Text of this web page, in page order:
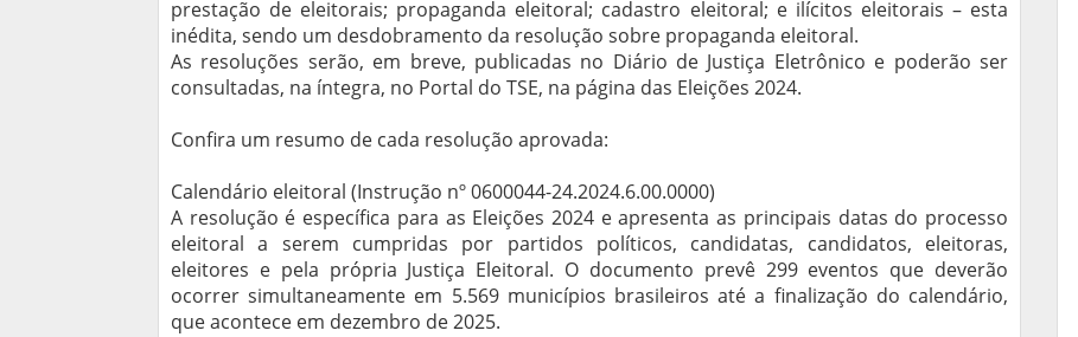
prestação de eleitorais; propaganda eleitoral; cadastro eleitoral; e ilícitos eleitorais – esta
inédita, sendo um desdobramento da resolução sobre propaganda eleitoral.
As resoluções serão, em breve, publicadas no Diário de Justiça Eletrônico e poderão ser
consultadas, na íntegra, no Portal do TSE, na página das Eleições 2024.
Confira um resumo de cada resolução aprovada:
Calendário eleitoral (Instrução nº 0600044-24.2024.6.00.0000)
A resolução é específica para as Eleições 2024 e apresenta as principais datas do processo
eleitoral a serem cumpridas por partidos políticos, candidatas, candidatos, eleitoras,
eleitores e pela própria Justiça Eleitoral. O documento prevê 299 eventos que deverão
ocorrer simultaneamente em 5.569 municípios brasileiros até a finalização do calendário,
que acontece em dezembro de 2025.